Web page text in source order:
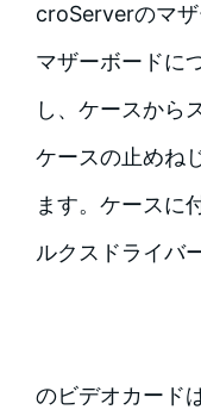
croServerのマザ
マザーボードに
し、ケースから
ケースの止めね
ます。ケースに
ルクスドライバ
のビデオカード